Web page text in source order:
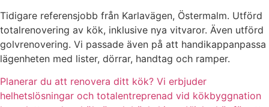
Tidigare referensjobb från Karlavägen, Östermalm. Utförd
totalrenovering av kök, inklusive nya vitvaror. Även utförd
golvrenovering. Vi passade även på att handikappanpassa
lägenheten med lister, dörrar, handtag och ramper.
Planerar du att renovera ditt kök? Vi erbjuder
helhetslösningar och totalentreprenad vid kökbyggnation